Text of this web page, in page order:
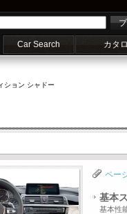
Car Search カタ
ション シャドー
ペー
基本
基本性